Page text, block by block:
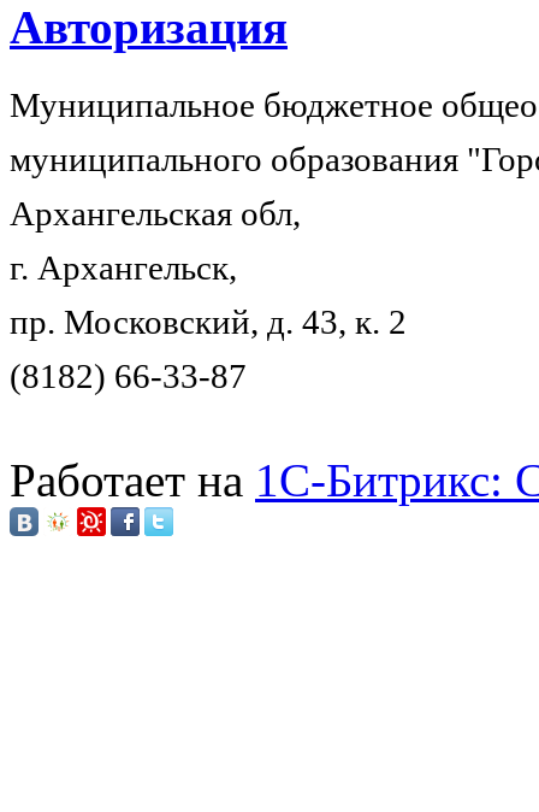
Авторизация
Муниципальное бюджетное
муниципального образования
Архангельская обл,
г. Архангельск,
пр. Московский, д. 43, к. 2
(8182) 66-33-87
Работает на 1C-Битрикс: